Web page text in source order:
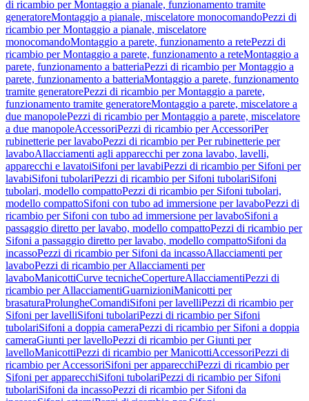
di ricambio per Montaggio a pianale, funzionamento tramite
generatoreMontaggio a pianale, miscelatore monocomandoPezzi di
ricambio per Montaggio a pianale, miscelatore
monocomandoMontaggio a parete, funzionamento a retePezzi di
ricambio per Montaggio a parete, funzionamento a reteMontaggio a
parete, funzionamento a batteriaPezzi di ricambio per Montaggio a
parete, funzionamento a batteriaMontaggio a parete, funzionamento
tramite generatorePezzi di ricambio per Montaggio a parete,
funzionamento tramite generatoreMontaggio a parete, miscelatore a
due manopolePezzi di ricambio per Montaggio a parete, miscelatore
a due manopoleAccessoriPezzi di ricambio per AccessoriPer
rubinetterie per lavaboPezzi di ricambio per Per rubinetterie per
lavaboAllacciamenti agli apparecchi per zona lavabo, lavelli,
apparecchi e lavatoiSifoni per lavabiPezzi di ricambio per Sifoni per
lavabiSifoni tubolariPezzi di ricambio per Sifoni tubolariSifoni
tubolari, modello compattoPezzi di ricambio per Sifoni tubolari,
modello compattoSifoni con tubo ad immersione per lavaboPezzi di
ricambio per Sifoni con tubo ad immersione per lavaboSifoni a
passaggio diretto per lavabo, modello compattoPezzi di ricambio per
Sifoni a passaggio diretto per lavabo, modello compattoSifoni da
incassoPezzi di ricambio per Sifoni da incassoAllacciamenti per
lavaboPezzi di ricambio per Allacciamenti per
lavaboManicottiCurve tecnicheCopertureAllacciamentiPezzi di
ricambio per AllacciamentiGuarnizioniManicotti per
brasaturaProlungheComandiSifoni per lavelliPezzi di ricambio per
Sifoni per lavelliSifoni tubolariPezzi di ricambio per Sifoni
tubolariSifoni a doppia cameraPezzi di ricambio per Sifoni a doppia
cameraGiunti per lavelloPezzi di ricambio per Giunti per
lavelloManicottiPezzi di ricambio per ManicottiAccessoriPezzi di
ricambio per AccessoriSifoni per apparecchiPezzi di ricambio per
Sifoni per apparecchiSifoni tubolariPezzi di ricambio per Sifoni
tubolariSifoni da incassoPezzi di ricambio per Sifoni da